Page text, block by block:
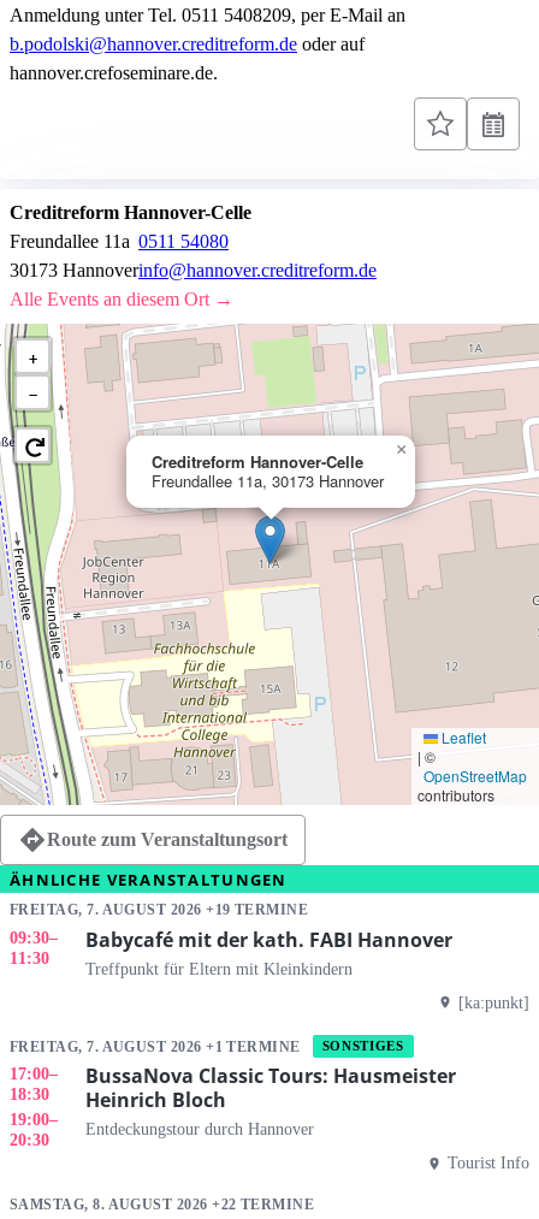
Anmeldung unter Tel. 0511 5408209, per E-Mail an
b.podolski@hannover.creditreform.de oder auf
hannover.crefoseminare.de.
Creditreform Hannover-Celle
Freundallee 11a
30173 Hannover
0511 54080
info@hannover.creditreform.de
Alle Events an diesem Ort →
Creditreform Hannover-Celle
Freundallee 11a, 30173 Hannover
×
+
−
Leaflet
| ©
OpenStreetMap
contributors
Route zum Veranstaltungsort
ÄHNLICHE VERANSTALTUNGEN
FREITAG, 7. AUGUST 2026 +19 TERMINE
09:30–
11:30
Babycafé mit der kath. FABI Hannover
Treffpunkt für Eltern mit Kleinkindern
[ka:punkt]
FREITAG, 7. AUGUST 2026 +1 TERMINE SONSTIGES
17:00–
18:30
19:00–
20:30
BussaNova Classic Tours: Hausmeister
Heinrich Bloch
Entdeckungstour durch Hannover
Tourist Info
SAMSTAG, 8. AUGUST 2026 +22 TERMINE